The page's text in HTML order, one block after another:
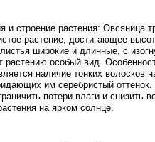
и строение растения: Овсяница
растение, достигающее
широкие и длинные, с
растению особый вид.
наличие тонких волосков
им серебристый оттенок.
потери влаги и снизить
на ярком солнце.